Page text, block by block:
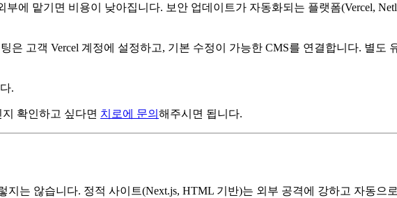
에 맡기면 비용이 낮아집니다. 보안 업데이트가 자동화되는 플랫폼(Vercel,
은 고객 Vercel 계정에 설정하고, 기본 수정이 가능한 CMS를 연결합니다. 별도
.
확인하고 싶다면 치로에 문의 해주시면 됩니다.
지는 않습니다. 정적 사이트(Next.js, HTML 기반)는 외부 공격에 강하고 자동으